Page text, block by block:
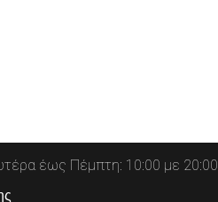
έως Πέμπτη: 10:00 με 20:00